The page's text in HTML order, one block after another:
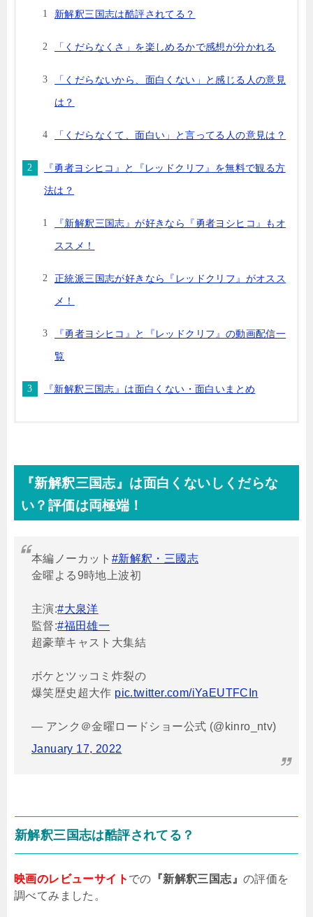
新解釈三国志は酷評されてる？
「くだらなくさ」を楽しめるかで感想が分かれる
「くだらないから、面白くない」と感じる人の意見
は？
「くだらなくて、面白い」と言ってる人の意見は？
『勇者ヨシヒコ』と『レッドクリフ』を無料で観る方
法は？
『新解釈三国志』が好きなら『勇者ヨシヒコ』もオ
ススメ！
正統派三国志が好きなら『レッドクリフ』がオスス
メ！
『勇者ヨシヒコ』と『レッドクリフ』の動画配信一
覧
『新解釈三国志』は面白くない・面白いまとめ
『新解釈三国志』は面白くないしくだらな
い？評価は両極端！
本編ノーカット #新解釈・三國志
金曜よる9時地上波初
主演:#大泉洋
監督:#福田雄一
超豪華キャスト大集結
ボケとツッコミ炸裂の
爆笑歴史超大作 pic.twitter.com/iYaEUTFCIn
— アンク＠金曜ロードショー公式 (@kinro_ntv)
January 17, 2022
新解釈三国志は酷評されてる？
映画のレビューサイト での 『新解釈三国志』の評価を
調べてみました。